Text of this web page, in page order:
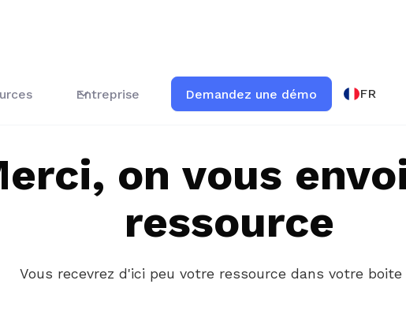
Entreprise Demandez une démo FR
on vous
ressource
Vous recevrez d'ici peu votre ressource dans votre boite